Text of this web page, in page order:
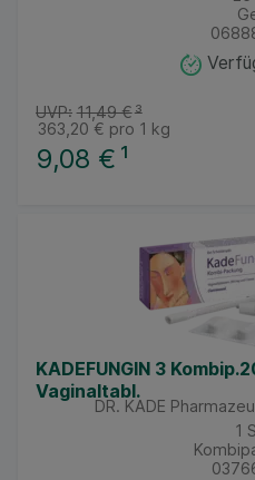
9,08 € ¹
UVP: 11,49 €³
363,20 € pro 1 kg
KADEFUNGIN 3
Vaginaltabl.
DR. KADE
1